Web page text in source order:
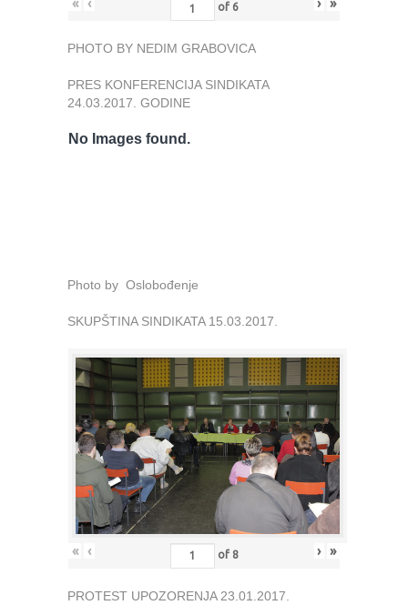
« ‹ of 6 › »
PHOTO BY NEDIM GRABOVICA
PRES KONFERENCIJA SINDIKATA
24.03.2017. GODINE
No Images found.
Photo by Oslobođenje
SKUPŠTINA SINDIKATA 15.03.2017.
« ‹ of 8 › »
PROTEST UPOZORENJA 23.01.2017.